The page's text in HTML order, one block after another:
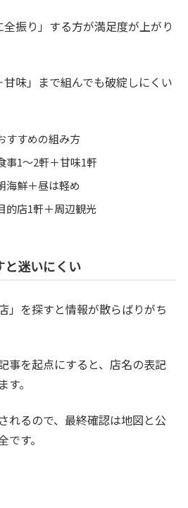
振り」する方が満足度が上がり
味」まで組んでも破綻しにくい
すすめの組み方
事1～2軒＋甘味1軒
海鮮＋昼は軽め
的店1軒＋周辺観光
と迷いにくい
」を探すと情報が散らばりがち
事を起点にすると、店名の表記
。
れるので、最終確認は地図と公
す。